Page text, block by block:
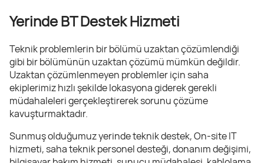
Yerinde BT Destek Hizmeti
Teknik problemlerin bir bölümü uzaktan çözümlendiği
gibi bir bölümünün uzaktan çözümü mümkün değildir.
Uzaktan çözümlenmeyen problemler için saha
ekiplerimiz hızlı şekilde lokasyona giderek gerekli
müdahaleleri gerçekleştirerek sorunu çözüme
kavuşturmaktadır.
Sunmuş olduğumuz yerinde teknik destek, On-site IT
hizmeti, saha teknik personel desteği, donanım değişimi,